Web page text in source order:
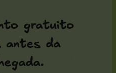
gratuito
antes da